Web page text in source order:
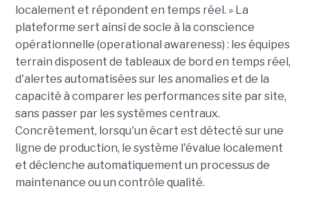
localement et répondent en temps réel. » La
plateforme sert ainsi de socle à la conscience
opérationnelle (operational awareness) : les équipes
terrain disposent de tableaux de bord en temps réel,
d'alertes automatisées sur les anomalies et de la
capacité à comparer les performances site par site,
sans passer par les systèmes centraux.
Concrètement, lorsqu'un écart est détecté sur une
ligne de production, le système l'évalue localement
et déclenche automatiquement un processus de
maintenance ou un contrôle qualité.